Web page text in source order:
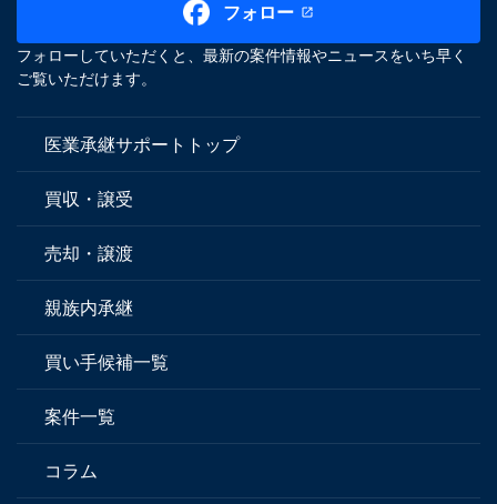
フォロー
フォローしていただくと、最新の案件情報やニュースをいち早く
ご覧いただけます。
医業承継サポートトップ
買収・譲受
売却・譲渡
親族内承継
買い手候補一覧
案件一覧
コラム